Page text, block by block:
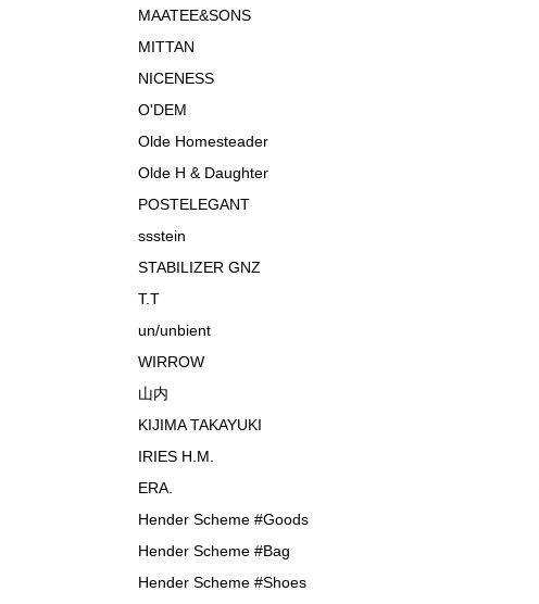
MAATEE&SONS
MITTAN
NICENESS
O'DEM
Olde Homesteader
Olde H & Daughter
POSTELEGANT
ssstein
STABILIZER GNZ
T.T
un/unbient
WIRROW
山内
KIJIMA TAKAYUKI
IRIES H.M.
ERA.
Hender Scheme #Goods
Hender Scheme #Bag
Hender Scheme #Shoes